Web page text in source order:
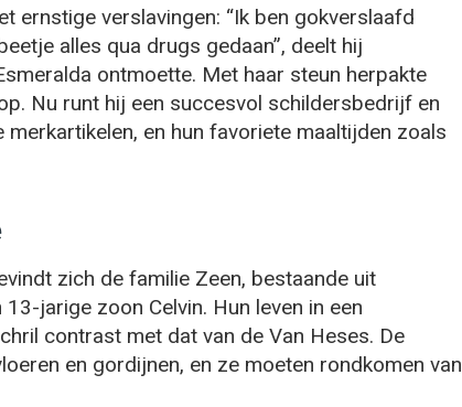
ernstige verslavingen: “Ik ben gokverslaafd
alles qua drugs gedaan”, deelt hij
ontmoette. Met haar steun herpakte
Nu runt hij een succesvol schildersbedrijf en
en hun favoriete maaltijden zoals
zich de familie Zeen, bestaande uit
jarige zoon Celvin. Hun leven in een
contrast met dat van de Van Heses. De
en gordijnen, en ze moeten rondkomen van